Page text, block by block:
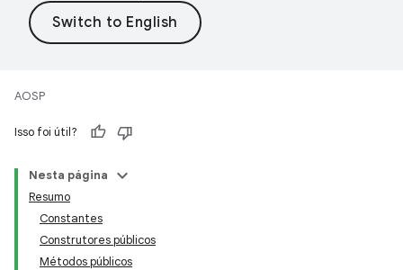
AOSP
Isso foi útil?
Nesta página
Resumo
Constantes
Construtores públicos
Métodos públicos